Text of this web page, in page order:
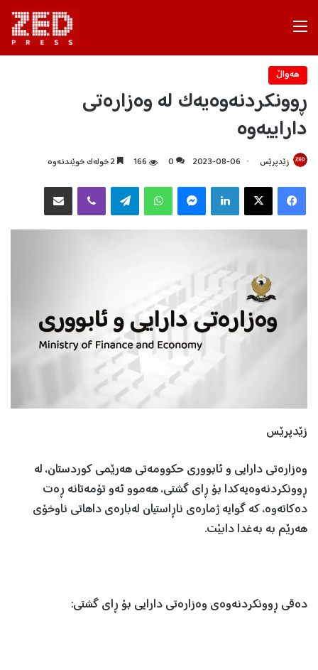
هه‌واڵ
ڕوونکردنەوەیەک لە وەزارەتی
داراییەوە
زێدپرێس 2023-08-06
0
166
X
Telegram
زێدپرێس
وەزارەتی دارایی و ئابووری حکوومەتی هەرێمی کوردستان، لە
ڕوونکردنەوەیەکدا بۆ ڕای گشتی، هەموو ئەو تۆمەتانە ڕەت
دەکاتەوە، کە گوایە ژمارەی ناڕاستیان لەبارەی داهاتی ناوخۆی
هەرێم بە بەغدا دابێت.
دەقی ڕوونکردنەوەی وەزارەتی دارایی بۆ ڕای گشتی: